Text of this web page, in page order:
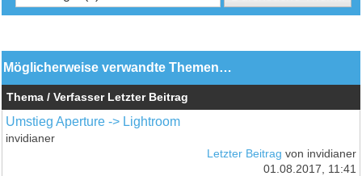
Möglicherweise verwandte Themen…
Thema / Verfasser Letzter Beitrag
Umstieg Aperture -> Lightroom
invidianer
Letzter Beitrag von invidianer
01.08.2017, 11:41